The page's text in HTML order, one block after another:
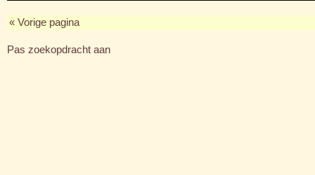
« Vorige pagina
Pas zoekopdracht aan